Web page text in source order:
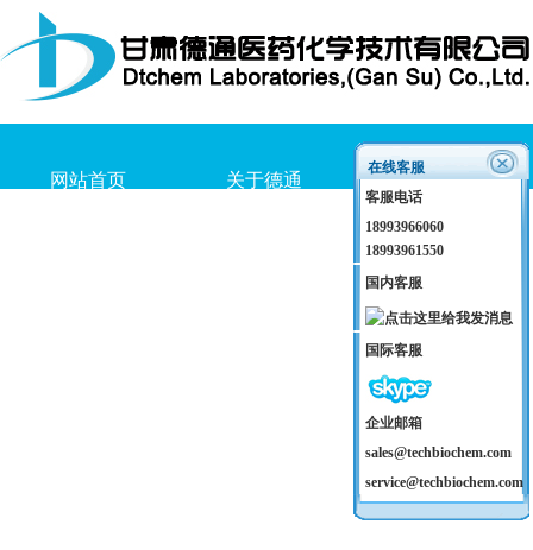
在线客服
客服电话
18993966060
18993961550
国内客服
国际客服
企业邮箱
sales@techbiochem.com
service@techbiochem.com
网站首页 关于德通 产品介绍